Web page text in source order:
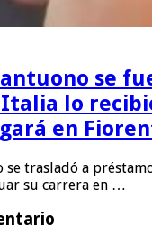
se
lo
en
se trasladó a
su carrera en …